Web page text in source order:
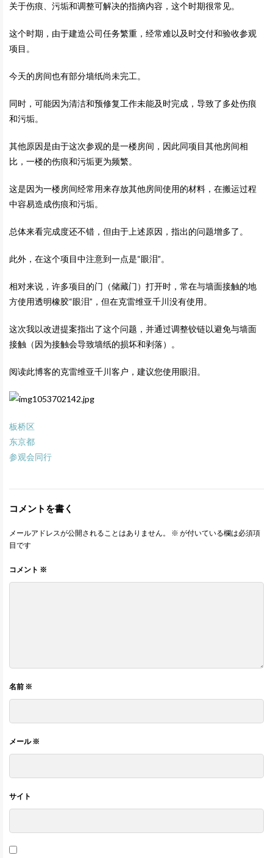
关于伤痕、污垢和调整可解决的指摘内容，这个时期很常见。
这个时期，由于建造公司任务繁重，经常难以及时交付和验收参观
项目。
今天的房间也有部分墙纸尚未完工。
同时，可能因为清洁和预修复工作未能及时完成，导致了多处伤痕
和污垢。
其他原因是由于这次参观的是一楼房间，因此同项目其他房间相
比，一楼的伤痕和污垢更为频繁。
这是因为一楼房间经常用来存放其他房间使用的材料，在搬运过程
中容易造成伤痕和污垢。
总体来看完成度还不错，但由于上述原因，指出的问题增多了。
此外，在这个项目中注意到一点是“眼泪”。
相对来说，许多项目的门（储藏门）打开时，常在与墙面接触的地
方使用透明橡胶“眼泪”，但在克雷维亚千川没有使用。
这次我以改进提案指出了这个问题，并通过调整铰链以避免与墙面
接触（因为接触会导致墙纸的损坏和剥落）。
阅读此博客的克雷维亚千川客户，建议您使用眼泪。
板桥区
东京都
参观会同行
コメントを書く
メールアドレスが公開されることはありません。 ※ が付いている欄は必須項
目です
コメント ※
名前 ※
メール※
サイト